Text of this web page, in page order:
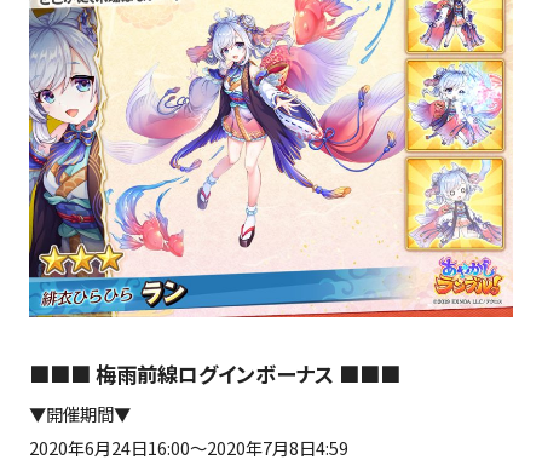
■■■ 梅雨前線ログインボーナス ■■■
▼開催期間▼
2020年6月24日16:00～2020年7月8日4:59